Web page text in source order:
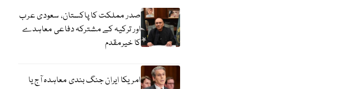
صدر مملکت کا پاکستان، سعودی عرب
اور ترکیہ کے مشترکہ دفاعی معاہدے
کا خیرمقدم
امریکا ایران جنگ بندی معاہدہ آج یا